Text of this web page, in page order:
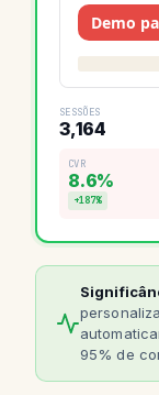
Demo
SESSÕES
3,164
CVR
8.6%
+187%
95% de